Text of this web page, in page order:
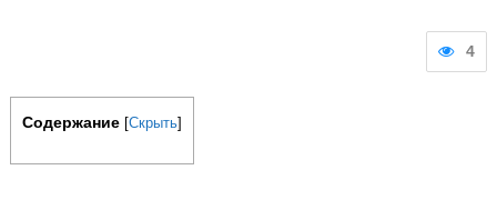
4
Содержание [Скрыть]